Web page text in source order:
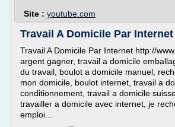
Site : youtube.com
Travail A Domicile Par Internet
Travail A Domicile Par Internet http://
argent gagner, travail a domicile
du travail, boulot a domicile manuel,
mon domicile, boulot internet, travail a
conditionnement, travail a domicile
travailler a domicile avec internet, je
emploi...